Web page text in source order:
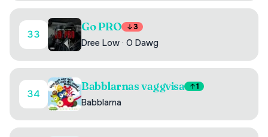
33
Go PRO 3
Dree Low · O Dawg
34
Babblarnas vaggvisa 1
Babblarna